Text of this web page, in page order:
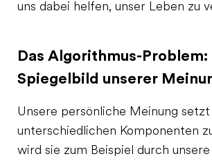
uns dabei helfen, unser Leben zu
Das Algorithmus-Problem:
Spiegelbild unserer
Unsere persönliche Meinung setzt
unterschiedlichen Komponenten
wird sie zum Beispiel durch unsere